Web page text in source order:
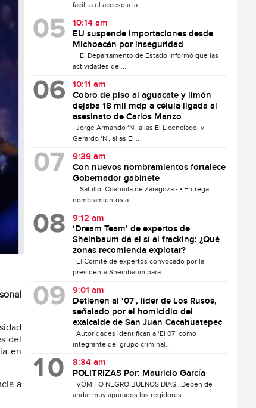
del
en
a
facilita el acceso a la...
10:14 am
EU suspende importaciones desde
Michoacán por inseguridad
El Departamento de Estado informó que las
actividades del...
10:11 am
Cobro de piso al aguacate y limón
dejaba 18 mil mdp a célula ligada al
asesinato de Carlos Manzo
Jorge Armando ‘N’, alias El Licenciado, y
Gerardo ‘N’, alias El...
9:39 am
Con nuevos nombramientos fortalece
Gobernador gabinete
Saltillo, Coahuila de Zaragoza.- • Entrega
nombramientos a...
9:12 am
‘Dream Team’ de expertos de
Sheinbaum da el sí al fracking: ¿Qué
zonas recomienda explotar?
El Comité de expertos convocado por la
presidenta Sheinbaum para...
9:01 am
Detienen al ‘07′, líder de Los Rusos,
señalado por el homicidio del
exalcalde de San Juan Cacahuatepec
Autoridades identifican a ‘El 07’ como
integrante del grupo criminal...
8:34 am
POLITRIZAS Por: Mauricio García
VÓMITO NEGRO BUENOS DÍAS…Deben de
andar muy apurados los regidores...